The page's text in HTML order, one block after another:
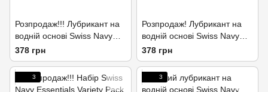
Розпродаж!!! Лубрикант на
водній основі Swiss Navy
4in1 Wild Passion Fruit
118мл (термін 15.10.2026)
378 грн
Розпродаж! Лубрикант на
водній основі Swiss Navy
4in1 Chocolate Sensation
118 мл (термін 24.09.2026)
378 грн
3 3